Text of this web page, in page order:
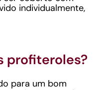
individualmente,
profiteroles?
para um bom